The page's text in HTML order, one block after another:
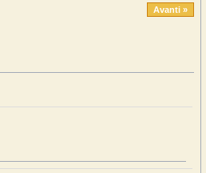
Avanti »